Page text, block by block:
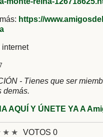
https://
internet
- Tienes que ser
demás.
AQUÍ Y ÚNETE YA A
★ ★ VOTOS 0